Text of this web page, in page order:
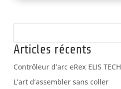
Articles récents
Contrôleur d’arc eRex ELIS TECH
L’art d’assembler sans coller